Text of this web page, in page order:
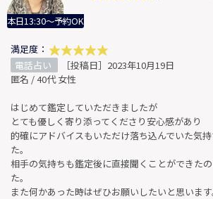
本日13:30～予約OK
満足度：
電話占い
［投稿日］2023年10月19日
匿名 / 40代 女性
はじめて鑑定していただきましたが
とても優しく寄り添ってくださり安心感があり
的確にアドバイスもいただけ落ち込んでいた気
た。
相手の気持ちも鑑定後に直接聞くことができた
た。
また何かあった時はぜひお願いしたいと思います